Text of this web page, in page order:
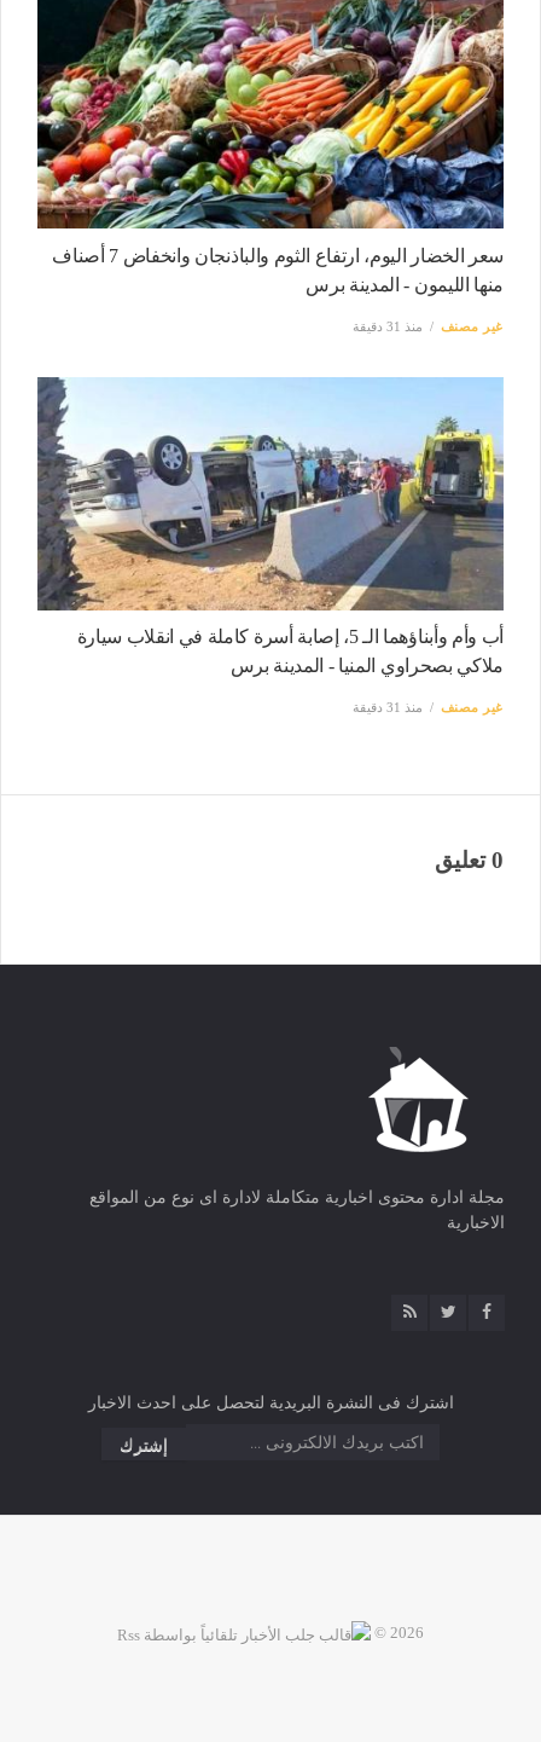
سعر الخضار اليوم، ارتفاع الثوم والباذنجان وانخفاض 7 أصناف
منها الليمون - المدينة برس
غير مصنف منذ 31 دقيقة
أب وأم وأبناؤهما الـ 5، إصابة أسرة كاملة في انقلاب سيارة
ملاكي بصحراوي المنيا - المدينة برس
غير مصنف منذ 31 دقيقة
0 تعليق
مجلة ادارة محتوى اخبارية متكاملة لادارة اى نوع من المواقع
الاخبارية
اشترك فى النشرة البريدية لتحصل على احدث الاخبار
2026 ©